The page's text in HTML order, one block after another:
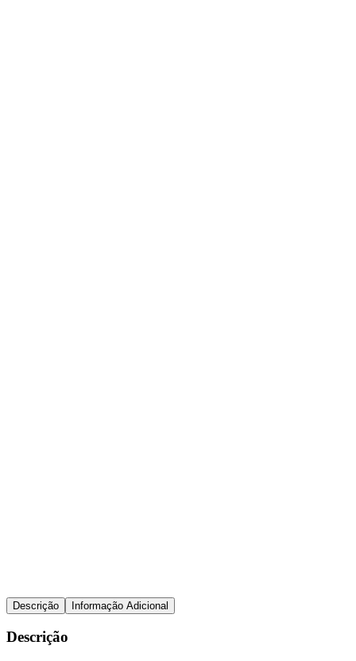
Descrição Informação Adicional
Descrição